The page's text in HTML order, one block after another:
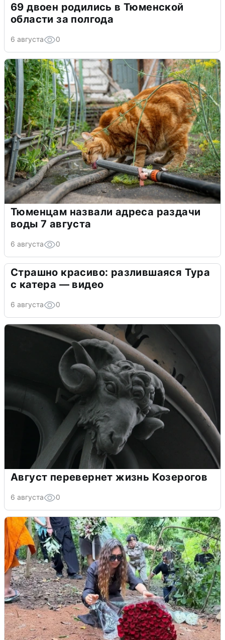
69 двоен родились в Тюменской
области за полгода
6 августа 0
Тюменцам назвали адреса раздачи
воды 7 августа
6 августа 0
Страшно красиво: разлившаяся Тура
с катера — видео
6 августа 0
Август перевернет жизнь Козерогов
6 августа 0